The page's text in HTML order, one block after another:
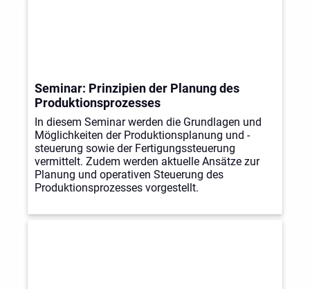
Seminar: Prinzipien der Planung des
Produktionsprozesses
In diesem Seminar werden die Grundlagen und
Möglichkeiten der Produktionsplanung und -
steuerung sowie der Fertigungssteuerung
vermittelt. Zudem werden aktuelle Ansätze zur
Planung und operativen Steuerung des
Produktionsprozesses vorgestellt.